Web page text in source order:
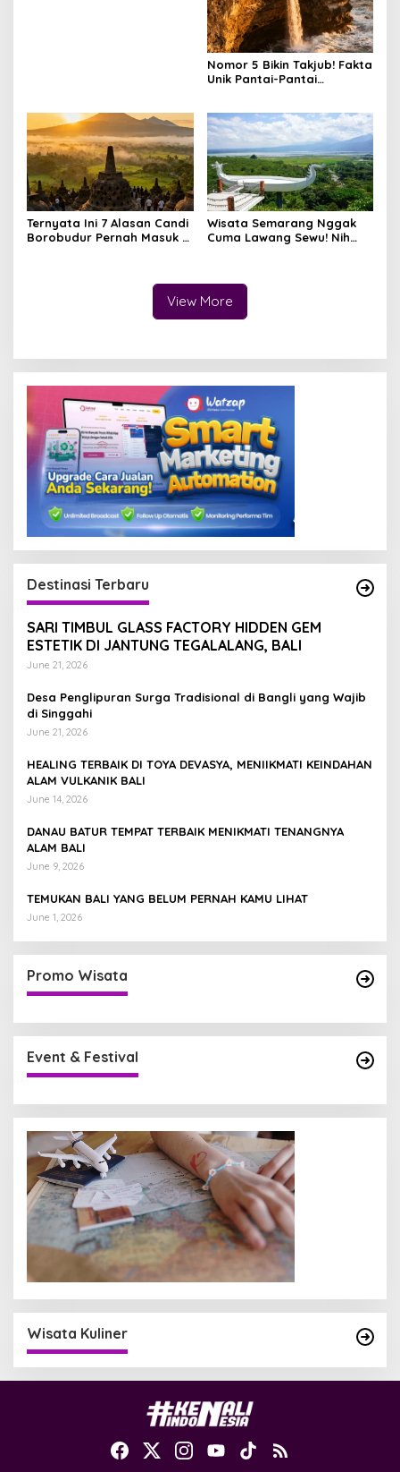
Nomor 5 Bikin Takjub! Fakta
Unik Pantai-Pantai
Ternyata Ini 7 Alasan Candi
Borobudur Pernah Masuk 7
Wisata Semarang Nggak
Cuma Lawang Sewu! Nih
View More
Destinasi Terbaru
SARI TIMBUL GLASS FACTORY HIDDEN GEM
ESTETIK DI JANTUNG TEGALALANG, BALI
June 21, 2026
Desa Penglipuran Surga Tradisional di Bangli yang Wajib
di Singgahi
June 21, 2026
HEALING TERBAIK DI TOYA DEVASYA, MENIIKMATI KEINDAHAN
ALAM VULKANIK BALI
June 14, 2026
DANAU BATUR TEMPAT TERBAIK MENIKMATI TENANGNYA
ALAM BALI
June 9, 2026
TEMUKAN BALI YANG BELUM PERNAH KAMU LIHAT
June 1, 2026
Promo Wisata
Event & Festival
Wisata Kuliner